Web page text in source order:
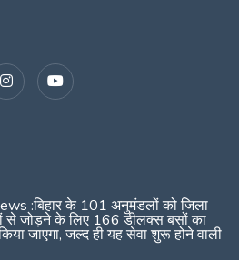
:बिहार के 101 अनुमंडलों को जिला
से जोड़ने के लिए 166 डीलक्स बसों का
जाएगा, जल्द ही यह सेवा शुरू होने वाली